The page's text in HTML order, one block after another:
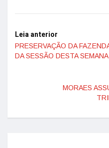
Leia anterior
PRESERVAÇÃO DA
DA SESSÃO DESTA SEMANA
MORAES